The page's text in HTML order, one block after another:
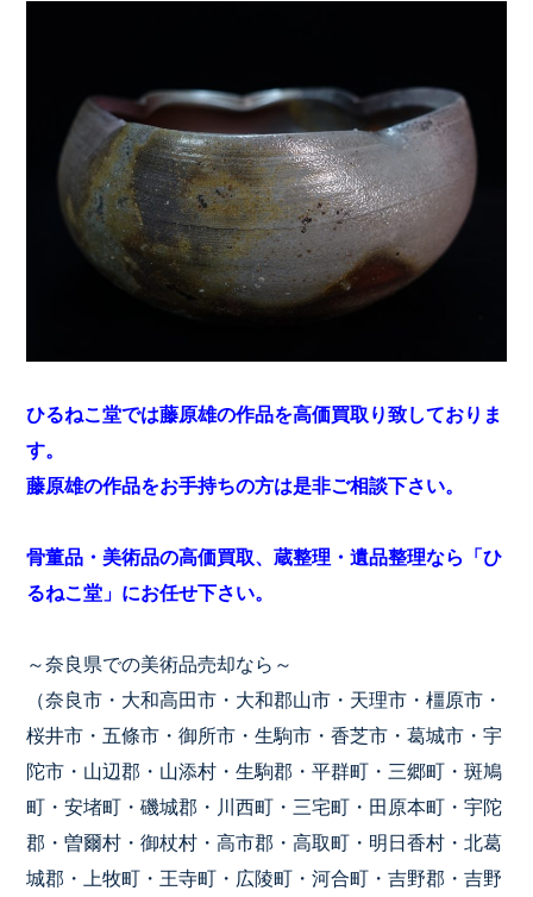
ひるねこ堂では藤原雄の作品を高価買取り致しておりま
す。
藤原雄の作品をお手持ちの方は是非ご相談下さい。
骨董品・美術品の高価買取、蔵整理・遺品整理なら「ひ
るねこ堂」にお任せ下さい。
～奈良県での美術品売却なら～
（奈良市・大和高田市・大和郡山市・天理市・橿原市・
桜井市・五條市・御所市・生駒市・香芝市・葛城市・宇
陀市・山辺郡・山添村・生駒郡・平群町・三郷町・斑鳩
町・安堵町・磯城郡・川西町・三宅町・田原本町・宇陀
郡・曽爾村・御杖村・高市郡・高取町・明日香村・北葛
城郡・上牧町・王寺町・広陵町・河合町・吉野郡・吉野